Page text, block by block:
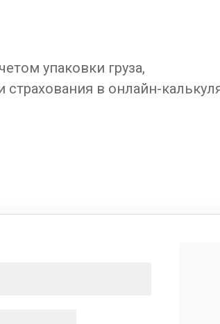
упаковки груза,
страхования в онлайн-